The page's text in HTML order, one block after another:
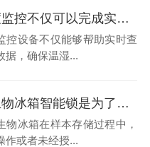
温湿度监控不仅可以完成实时查看数据也能智能预警异常吗?26.6.29
控设备不仅能够帮助实时查
据，确保温湿...
安装生物冰箱智能锁是为了解决样本异常问题实现实验室安全与效率双提升吗?26.6.23
物冰箱在样本存储过程中，
作或者未经授...